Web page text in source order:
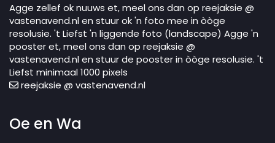
Agge zellef ok nuuws et, meel ons dan op reejaksie @
vastenavend.nl en stuur ok 'n foto mee in òòge
resolusie. 't Liefst 'n liggende foto (landscape) Agge 'n
pooster et, meel ons dan op reejaksie @
vastenavend.nl en stuur de pooster in òòge resolusie. 't
Liefst minimaal 1000 pixels
reejaksie @ vastenavend.nl
Oe en Wa